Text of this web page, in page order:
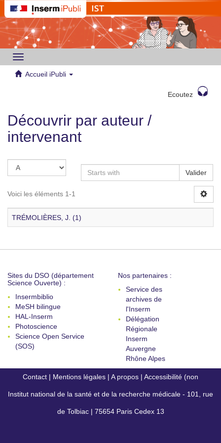
Toggle
navigation
Accueil iPubli
Ecoutez
Découvrir par auteur /
intervenant
Valider
Voici les éléments 1-1
TRÉMOLIÈRES, J. (1)
Sites du DSO (département
Science Ouverte) :
Insermbiblio
MeSH bilingue
HAL-Inserm
Photoscience
Science Open Service
(SOS)
Nos partenaires :
Service des
archives de
l'Inserm
Délégation
Régionale
Inserm
Auvergne
Rhône Alpes
Contact | Mentions légales | A propos | Accessibilité (non
conforme)
Institut national de la santé et de la recherche médicale - 101, rue
de Tolbiac | 75654 Paris Cedex 13